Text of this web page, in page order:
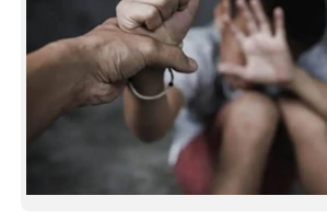
SPIRITUAL